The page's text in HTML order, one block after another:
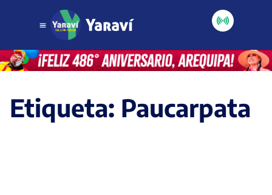
Etiqueta: Paucarpata